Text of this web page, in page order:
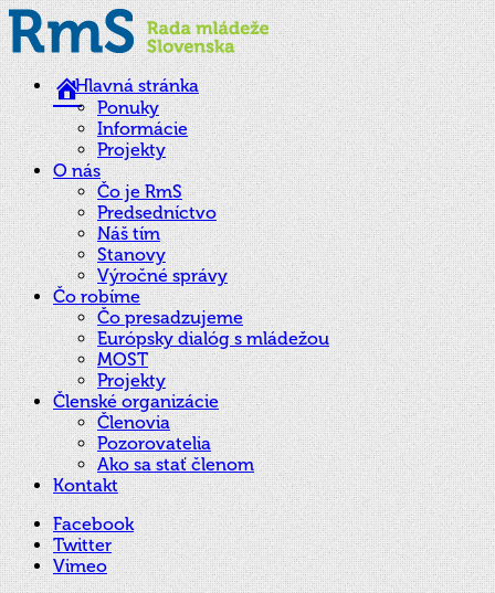
Hlavná stránka
Ponuky
Informácie
Projekty
O nás
Čo je RmS
Predsedníctvo
Náš tím
Stanovy
Výročné správy
Čo robíme
Čo presadzujeme
Európsky dialóg s mládežou
MOST
Projekty
Členské organizácie
Členovia
Pozorovatelia
Ako sa stať členom
Kontakt
Facebook
Twitter
Vimeo